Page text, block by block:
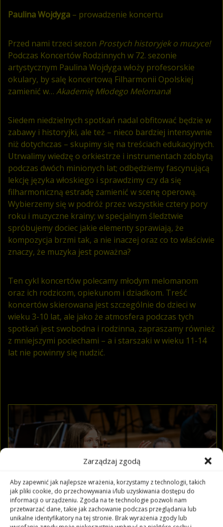
Zarządzaj zgodą
Aby zapewnić jak najlepsze wrażenia, korzystamy z technologii, takich
jak pliki cookie, do przechowywania i/lub uzyskiwania dostępu do
informacji o urządzeniu. Zgoda na te technologie pozwoli nam
przetwarzać dane, takie jak zachowanie podczas przeglądania lub
unikalne identyfikatory na tej stronie. Brak wyrażenia zgody lub
Paulina Wojdyga – prowadzenie koncertu
Przed nami trzeci sezon Prostych historyjek o muzyce!
Podczas Koncertów Rodzinnych w 72. sezonie
artystycznym Paulina Wojdyga włoży profesorskie
okulary, by salę koncertową Filharmonii Opolskiej
zamienić w… Akademię Młodego Melomana!
Siedem niedzielnych spotkań nadal obfitować będzie w
zabawy i historyjki, ale też – nieco bardziej intensywnie
niż dotychczas – skupimy się na treściach edukacyjnych.
Utrwalimy wiedzę o orkiestrze i instrumentach zdobytą
podczas dwóch minionych lat; odbędziemy fascynującą
lekcję języka włoskiego i sprawdzimy czy da się
filharmoniczną estradę zamienić w scenę operową.
Wybierzemy się w podróż przez wszystkie cztery pory
roku i muzyczne krainy; w specjalnym śledztwie
spróbujemy dociec jakie elementy sprawiają, że
kompozycja brzmi tak, a nie inaczej oraz co to właściwie
znaczy, że muzyka jest poważna?
Ten cykl koncertów polecamy młodym melomanom
oraz ich rodzicom, opiekunom i dziadkom. Treść
koncertów skierowana jest szczególnie do dzieci w
wieku 3-10 lat, ale jako że atmosfera podczas tych
spotkań jest swobodna i rodzinna, zapraszamy również
z mniejszymi pociechami – a i starszaki w wieku 11-14
lat nie powinny się nudzić.